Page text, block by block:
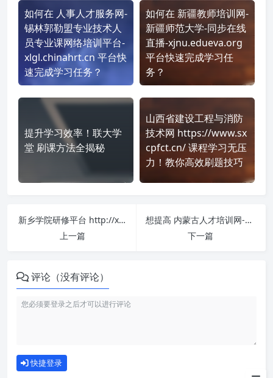
如何在 人事人才服务网-
锡林郭勒盟专业技术人
员专业课网络培训平台-
xlgl.chinahrt.cn 平台快
速完成学习任务？
如何在 新疆教师培训网-
新疆师范大学-同步在线
直播-xjnu.edueva.org
平台快速完成学习任
务？
提升学习效率！联大学
堂 刷课方法全揭秘
山西省建设工程与消防
技术网 https://www.sx
cpfct.cn/ 课程学习无压
力！教你高效刷题技巧
新乡学院研修平台 http://xxxy.zywlyanxiu.com/#/ 课程学习无压力！教你高效刷题技巧
上一篇
想提高 内蒙古人才培训网-巴彦淖尔分站 https://bynr.nmgrcpx.com/ 刷课效率？看看这些实用技巧
下一篇
评论（没有评论）
快捷登录